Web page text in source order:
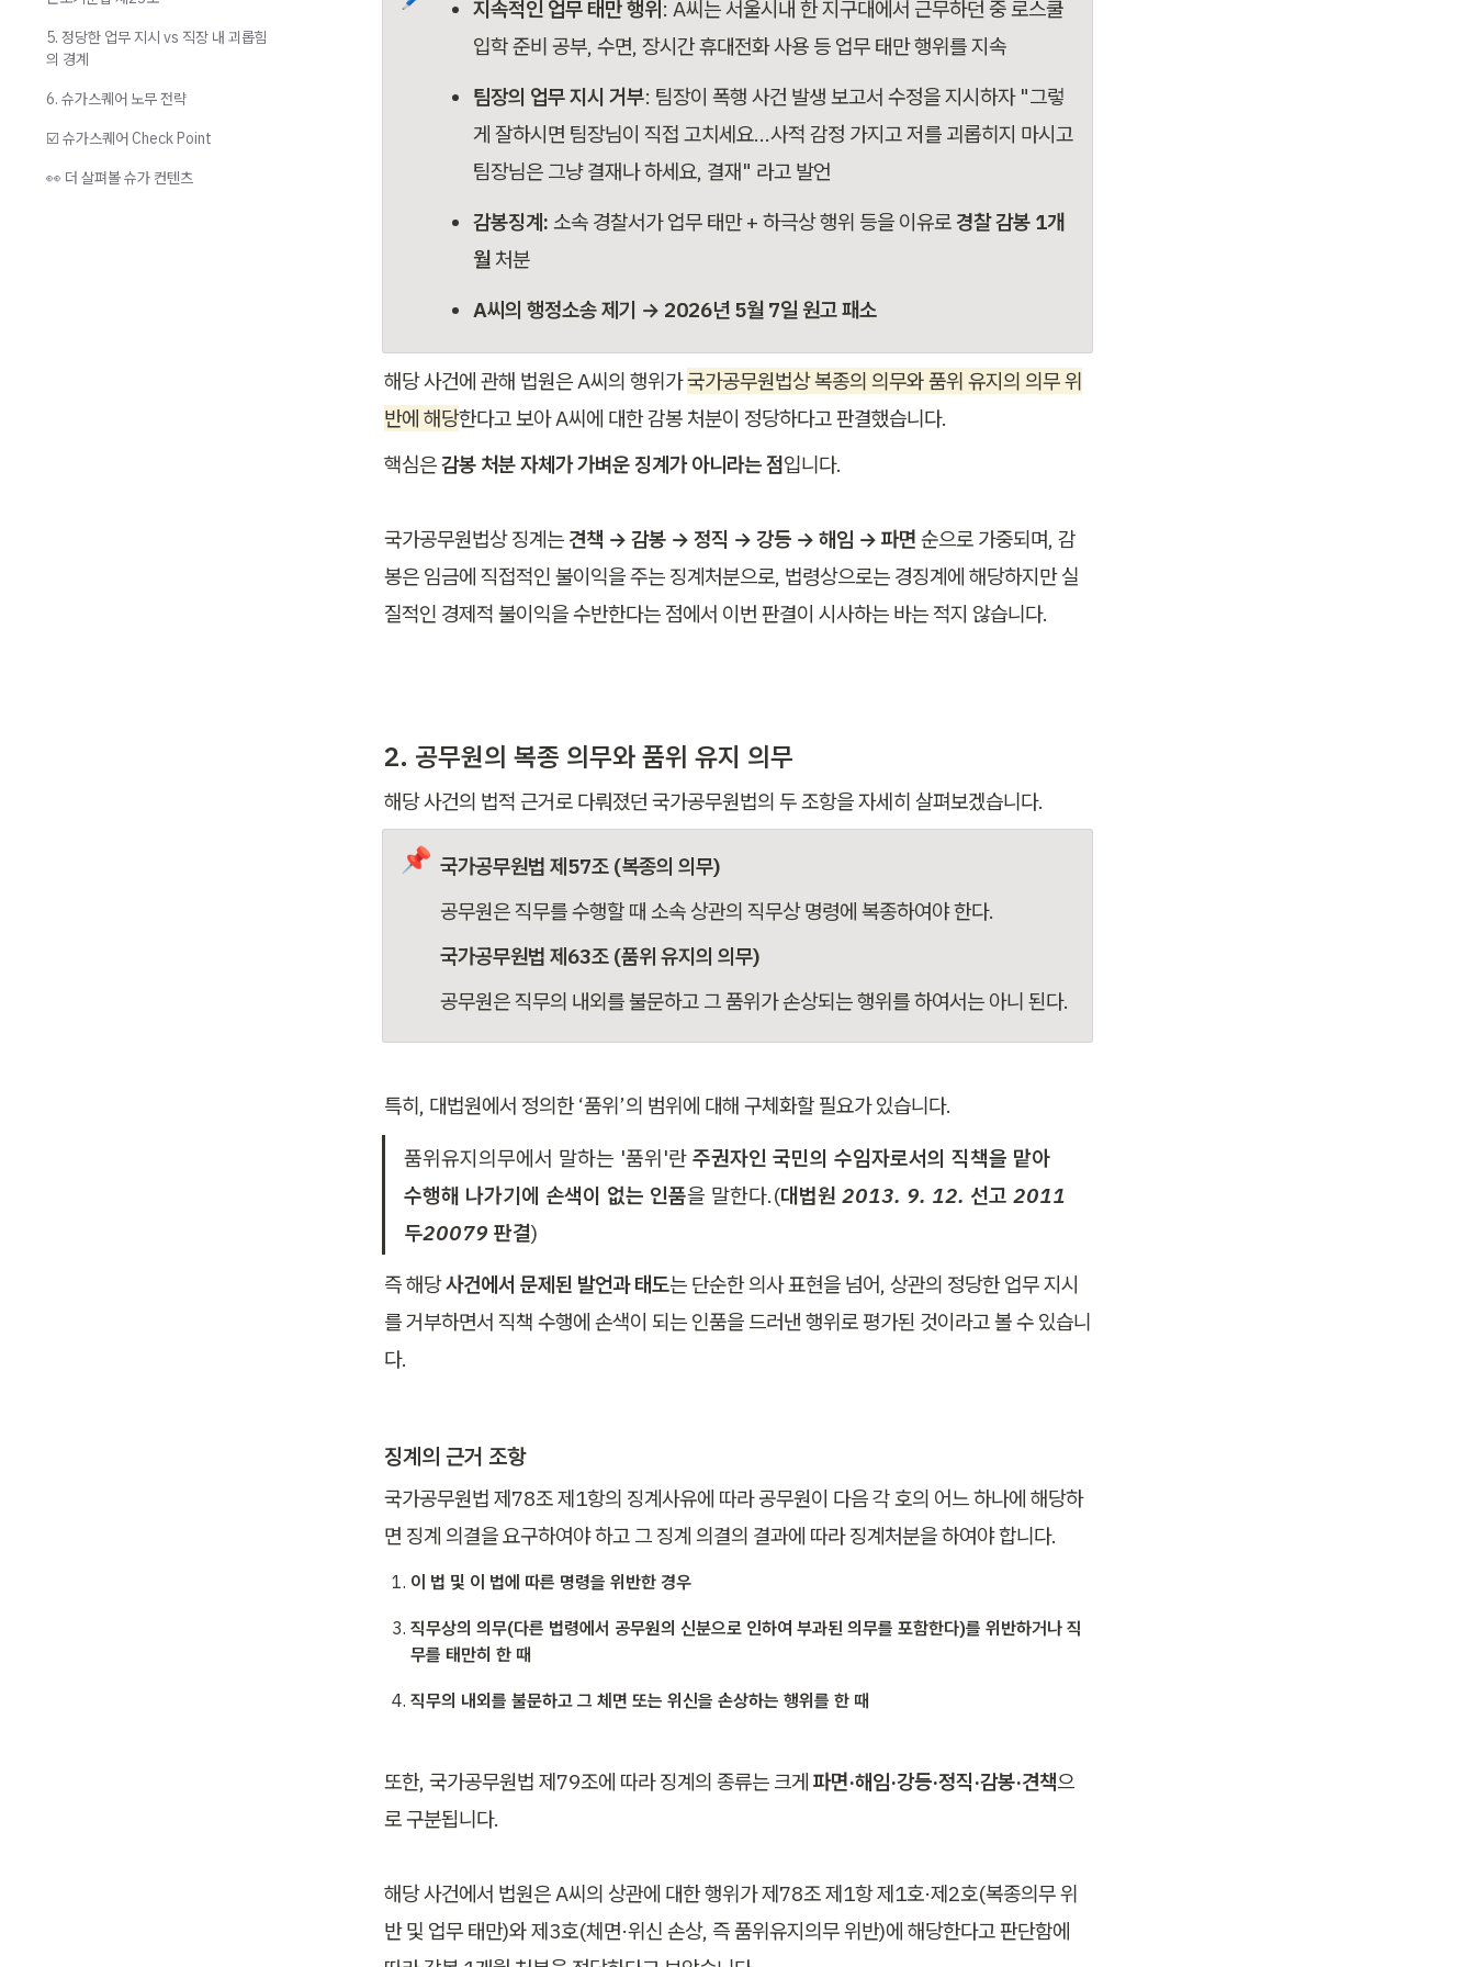
지속적인 업무 태만 행위: A씨는 서울시내 한 지구대에서 근무하던 중 로스쿨
입학 준비 공부, 수면, 장시간 휴대전화 사용 등 업무 태만 행위를 지속
팀장의 업무 지시 거부: 팀장이 폭행 사건 발생 보고서 수정을 지시하자 "그렇
게 잘하시면 팀장님이 직접 고치세요…사적 감정 가지고 저를 괴롭히지 마시고
팀장님은 그냥 결재나 하세요, 결재" 라고 발언
감봉징계: 소속 경찰서가 업무 태만 + 하극상 행위 등을 이유로 경찰 감봉 1개
월 처분
A씨의 행정소송 제기 → 2026년 5월 7일 원고 패소
해당 사건에 관해 법원은 A씨의 행위가 국가공무원법상 복종의 의무와 품위 유지의 의무 위
반에 해당
핵심은 감봉 처분 자체가 가벼운 징계가 아니라는 점입니다.
국가공무원법상 징계는 견책 → 감봉 → 정직 → 강등 → 해임 → 파면 순으로 가중되며, 감
봉은 임금에 직접적인 불이익을 주는 징계처분으로, 법령상으로는 경징계에 해당하지만 실
질적인 경제적 불이익을 수반한다는 점에서 이번 판결이 시사하는 바는 적지 않습니다.
2. 공무원의 복종 의무와 품위 유지 의무
해당 사건의 법적 근거로 다뤄졌던 국가공무원법의 두 조항을 자세히 살펴보겠습니다.
📌 국가공무원법 제57조 (복종의 의무)
공무원은 직무를 수행할 때 소속 상관의 직무상 명령에 복종하여야 한다.
국가공무원법 제63조 (품위 유지의 의무)
공무원은 직무의 내외를 불문하고 그 품위가 손상되는 행위를 하여서는 아니 된다.
특히, 대법원에서 정의한 ‘품위’의 범위에 대해 구체화할 필요가 있습니다.
품위유지의무에서 말하는 '품위'란 주권자인 국민의 수임자로서의 직책을 맡아
수행해 나가기에 손색이 없는 인품을 말한다.(대법원 2013. 9. 12. 선고 2011
두20079 판결)
즉 해당 사건에서 문제된 발언과 태도는 단순한 의사 표현을 넘어, 상관의 정당한 업무 지시
를 거부하면서 직책 수행에 손색이 되는 인품을 드러낸 행위로 평가된 것이라고 볼 수 있습니
다.
징계의 근거 조항
국가공무원법 제78조 제1항의 징계사유에 따라 공무원이 다음 각 호의 어느 하나에 해당하
면 징계 의결을 요구하여야 하고 그 징계 의결의 결과에 따라 징계처분을 하여야 합니다.
이 법 및 이 법에 따른 명령을 위반한 경우
직무상의 의무(다른 법령에서 공무원의 신분으로 인하여 부과된 의무를 포함한다)를 위반하거나 직
무를 태만히 한 때
직무의 내외를 불문하고 그 체면 또는 위신을 손상하는 행위를 한 때
또한, 국가공무원법 제79조에 따라 징계의 종류는 크게 파면·해임·강등·정직·감봉·견책으
로 구분됩니다.
해당 사건에서 법원은 A씨의 상관에 대한 행위가 제78조 제1항 제1호·제2호(복종의무 위
반 및 업무 태만)와 제3호(체면·위신 손상, 즉 품위유지의무 위반)에 해당한다고 판단함에
5. 정당한 업무 지시 vs 직장 내 괴롭힘
의 경계
6. 슈가스퀘어 노무 전략
☑️ 슈가스퀘어 Check Point
👀 더 살펴볼 슈가 컨텐츠